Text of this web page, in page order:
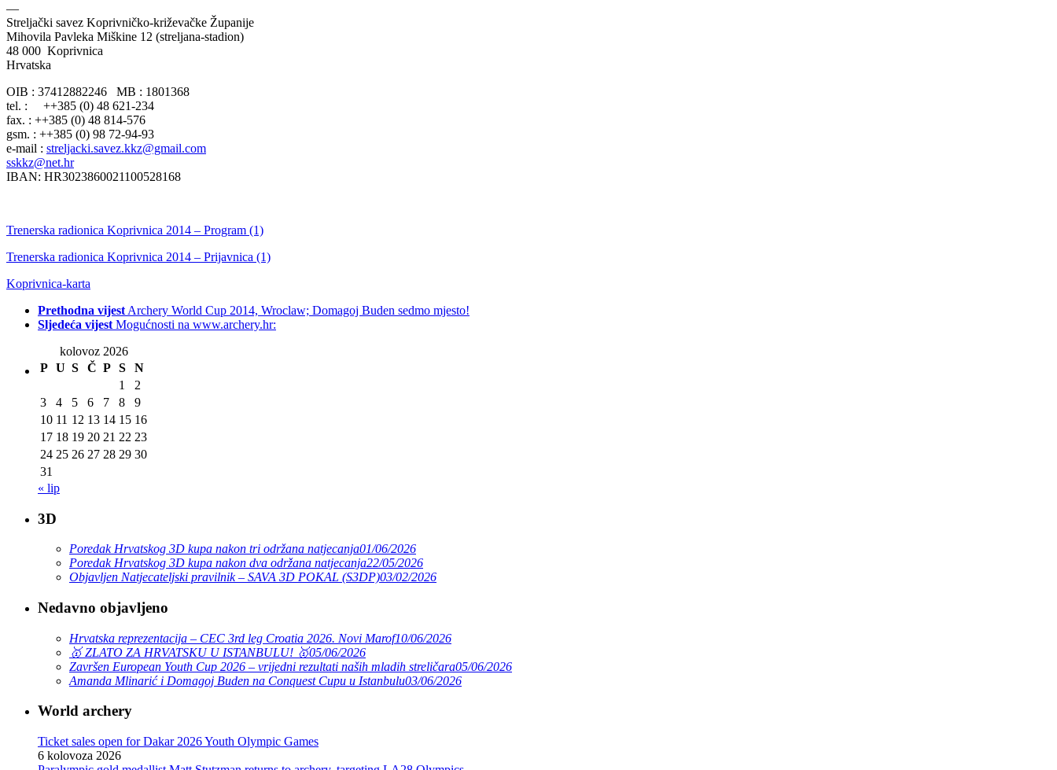
—
Streljački savez Koprivničko-križevačke Županije
Mihovila Pavleka Miškine 12 (streljana-stadion)
48 000 Koprivnica
Hrvatska
OIB : 37412882246 MB : 1801368
tel. : ++385 (0) 48 621-234
fax. : ++385 (0) 48 814-576
gsm. : ++385 (0) 98 72-94-93
e-mail : streljacki.savez.kkz@gmail.com
sskkz@net.hr
IBAN: HR3023860021100528168
Trenerska radionica Koprivnica 2014 – Program (1)
Trenerska radionica Koprivnica 2014 – Prijavnica (1)
Koprivnica-karta
Prethodna vijest Archery World Cup 2014, Wroclaw; Domagoj Buden sedmo mjesto!
Sljedeća vijest Mogućnosti na www.archery.hr:
kolovoz 2026
P U S Č P S
N
1
2
3
4 5 6 7 8
9
10 11 12 13 14 15 16
17 18 19 20 21 22 23
24 25 26 27 28 29 30
31
« lip
3D
Poredak Hrvatskog 3D kupa nakon tri održana natjecanja01/06/2026
Poredak Hrvatskog 3D kupa nakon dva održana natjecanja22/05/2026
Objavljen Natjecateljski pravilnik – SAVA 3D POKAL (S3DP)03/02/2026
Nedavno objavljeno
Hrvatska reprezentacija – CEC 3rd leg Croatia 2026. Novi Marof10/06/2026
🥇 ZLATO ZA HRVATSKU U ISTANBULU! 🥇05/06/2026
Završen European Youth Cup 2026 – vrijedni rezultati naših mladih streličara05/06/2026
Amanda Mlinarić i Domagoj Buden na Conquest Cupu u Istanbulu03/06/2026
World archery
Ticket sales open for Dakar 2026 Youth Olympic Games
6 kolovoza 2026